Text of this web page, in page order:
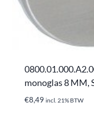
monoglas 8 MM,
€8,49 incl. 21% BTW